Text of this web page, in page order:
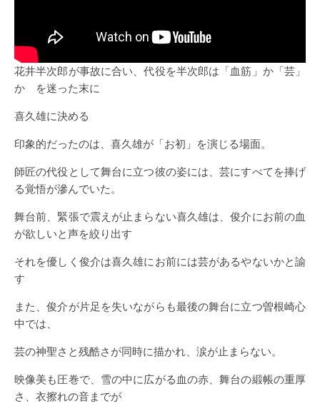
花井半次郎が事故に合い、代役を半次郎は「血筋」か「芸」
か を迷った末に
喜久雄に決める
印象的だったのは、喜久雄が「お初」を演じる場面。
師匠の代役として舞台に立つ彼の姿には、芸にすべてを捧げ
る覚悟が滲んでいた。
舞台前、緊張で震えが止まらない喜久雄は、俊介にお前の血
が欲しいと声を絞り出す
それを優しく俊介は喜久雄にお前には芸があるやないかと諭
す
また、俊介が片足を失いながらも最後の舞台に立つ曽根崎心
中では、
芸の神聖さと残酷さが同時に描かれ、涙が止まらない。
映像美も圧巻で、雪の中に広がる血の赤、舞台の緞帳の重厚
さ、衣擦れの音までが